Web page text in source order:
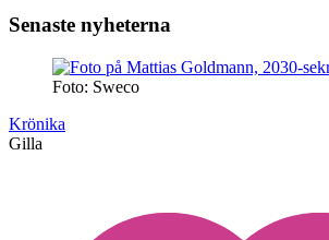
Senaste nyheterna
Foto: Sweco
Krönika
Gilla